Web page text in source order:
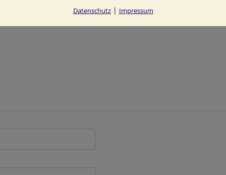
Datenschutz| Impressum